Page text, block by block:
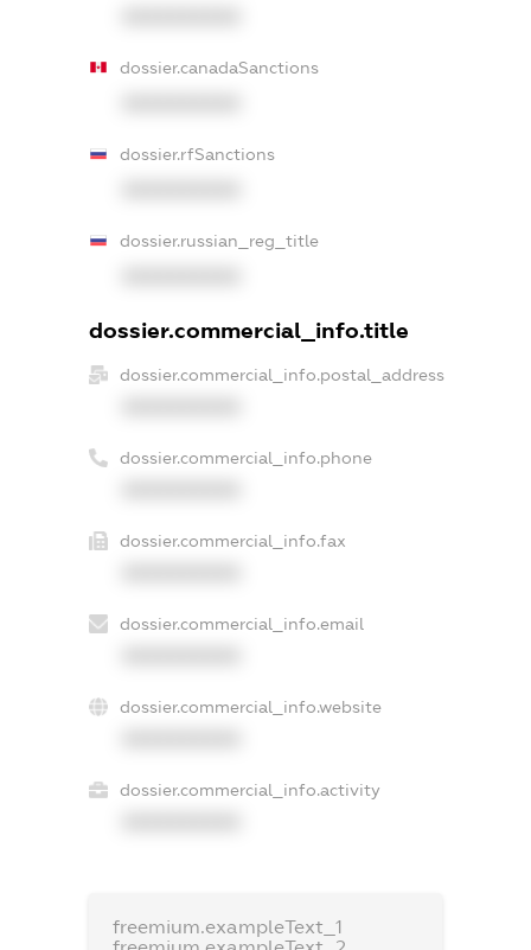
dossier.canadaSanctions
dossier.rfSanctions
dossier.russian_reg_title
dossier.commercial_info.title
dossier.commercial_info.postal_address
dossier.commercial_info.phone
dossier.commercial_info.fax
dossier.commercial_info.email
dossier.commercial_info.website
dossier.commercial_info.activity
freemium.exampleText_1